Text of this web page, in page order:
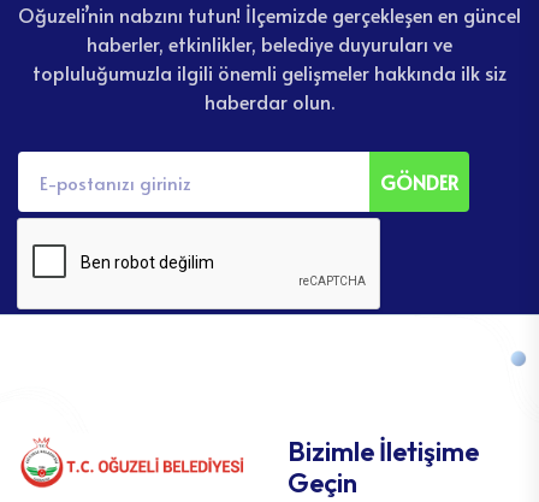
Oğuzeli’nin nabzını tutun! İlçemizde gerçekleşen en güncel
haberler, etkinlikler, belediye duyuruları ve
topluluğumuzla ilgili önemli gelişmeler hakkında ilk siz
haberdar olun.
GÖNDER
Bizimle İletişime
Geçin